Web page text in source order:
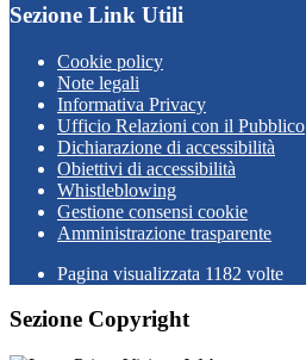
Sezione Link Utili
Cookie policy
Note legali
Informativa Privacy
Ufficio Relazioni con il Pubblico
Dichiarazione di accessibilità
Obiettivi di accessibilità
Whistleblowing
Gestione consensi cookie
Amministrazione trasparente
Pagina visualizzata 1182 volte
Sezione Copyright